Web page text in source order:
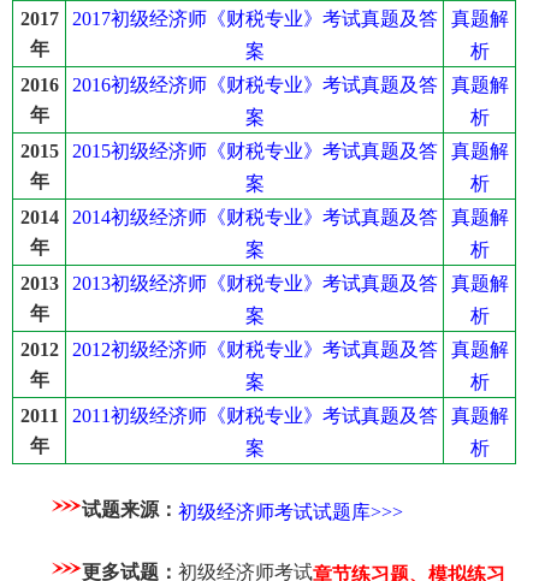
2017
年
2017初级经济师《财税专业》考试真题及答
案
真题解
析
2016
年
2016初级经济师《财税专业》考试真题及答
案
真题解
析
2015
年
2015初级经济师《财税专业》考试真题及答
案
真题解
析
2014
年
2014初级经济师《财税专业》考试真题及答
案
真题解
析
2013
年
2013初级经济师《财税专业》考试真题及答
案
真题解
析
2012
年
2012初级经济师《财税专业》考试真题及答
案
真题解
析
2011
年
2011初级经济师《财税专业》考试真题及答
案
真题解
析
试题来源： 初级经济师考试试题库>>>
更多试题： 初级经济师考试章节练习题、模拟练习